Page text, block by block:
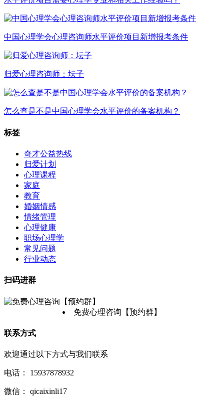
中国心理学会心理咨询师水平评价项目新增报考条件
归爱心理咨询师：坛子
怎么查是不是中国心理学会水平评价的备案机构？
标签
奇才公益热线
归爱计划
心理课程
家庭
教育
婚姻情感
情绪管理
心理健康
职场心理学
常见问题
行业动态
扫码进群
免费心理咨询【预约群】
联系方式
欢迎通过以下方式与我们联系
电话： 15937878932
微信： qicaixinli17